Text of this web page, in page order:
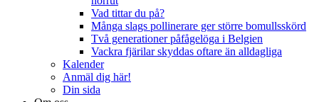
Vad tittar du på?
Många slags pollinerare ger större bomullsskörd
Två generationer påfågelöga i Belgien
Vackra fjärilar skyddas oftare än alldagliga
Kalender
Anmäl dig här!
Din sida